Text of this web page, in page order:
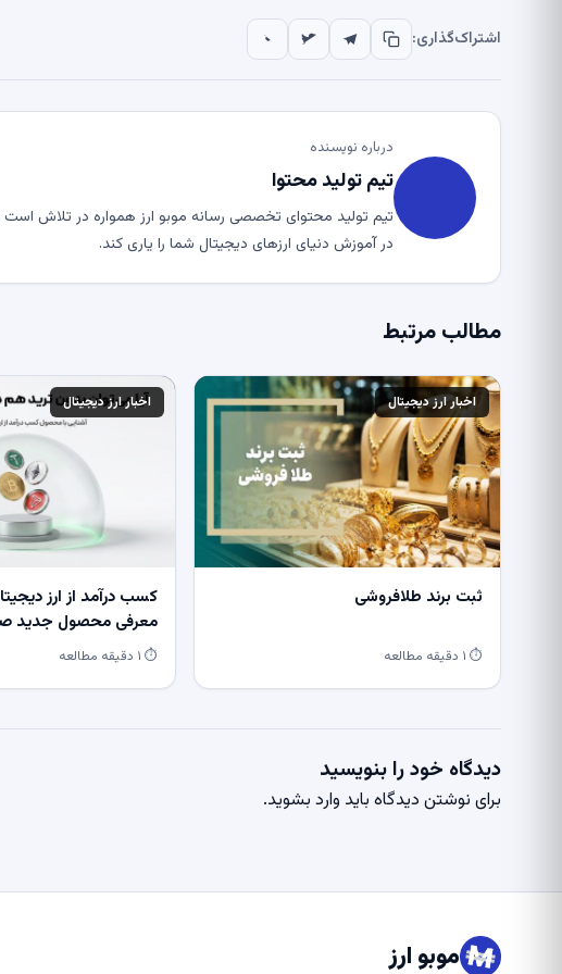
اشتراک‌گذاری:
درباره نویسنده
تیم تولید محتوا
تیم تولید محتوای تخصصی رسانه موبو ارز همواره در تلاش است
در آموزش دنیای ارزهای دیجیتال شما را یاری کند.
مطالب مرتبط
اخبار ارز دیجیتال
ثبت برند طلافروشی
⏱ ۱ دقیقه مطالعه
اخبار ارز دیجیتال
کسب درآمد از ارز
معرفی محصول جدید
⏱ ۱ دقیقه مطالعه
دیدگاه خود را بنویسید
برای نوشتن دیدگاه باید وارد بشوید.
موبو ارز